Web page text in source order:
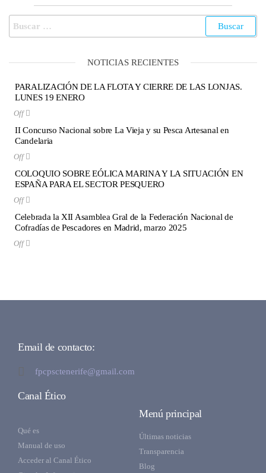
NOTICIAS RECIENTES
PARALIZACIÓN DE LA FLOTA Y CIERRE DE LAS LONJAS.
LUNES 19 ENERO
Off
II Concurso Nacional sobre La Vieja y su Pesca Artesanal en
Candelaria
Off
COLOQUIO SOBRE EÓLICA MARINA Y LA SITUACIÓN EN
ESPAÑA PARA EL SECTOR PESQUERO
Off
Celebrada la XII Asamblea Gral de la Federación Nacional de
Cofradías de Pescadores en Madrid, marzo 2025
Off
Email de contacto:
fpcpsctenerife@gmail.com
Canal Ético
Qué es
Manual de uso
Acceder al Canal Ético
Menú principal
Últimas noticias
Transparencia
Blog